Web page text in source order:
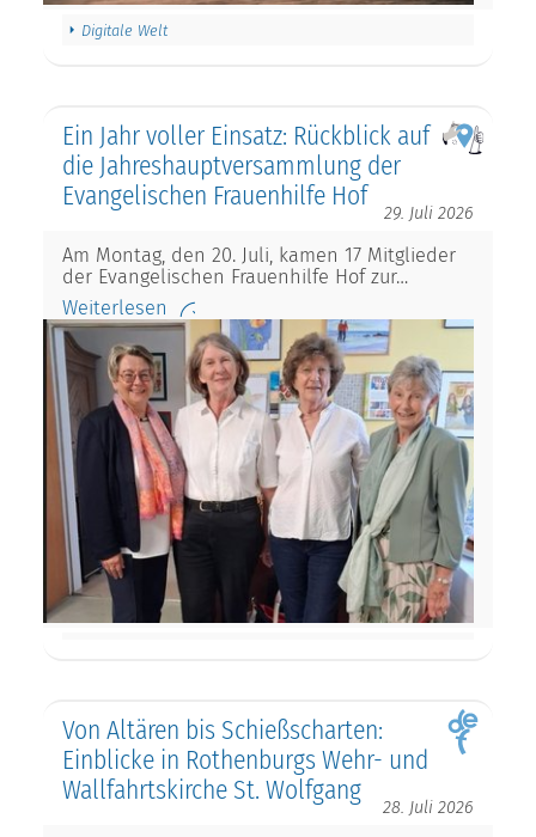
Digitale Welt
Ein Jahr voller Einsatz: Rückblick auf
die Jahreshauptversammlung der
Evangelischen Frauenhilfe Hof
29. Juli 2026
Am Montag, den 20. Juli, kamen 17 Mitglieder
der Evangelischen Frauenhilfe Hof zur…
Weiterlesen
Von Altären bis Schießscharten:
Einblicke in Rothenburgs Wehr- und
Wallfahrtskirche St. Wolfgang
28. Juli 2026